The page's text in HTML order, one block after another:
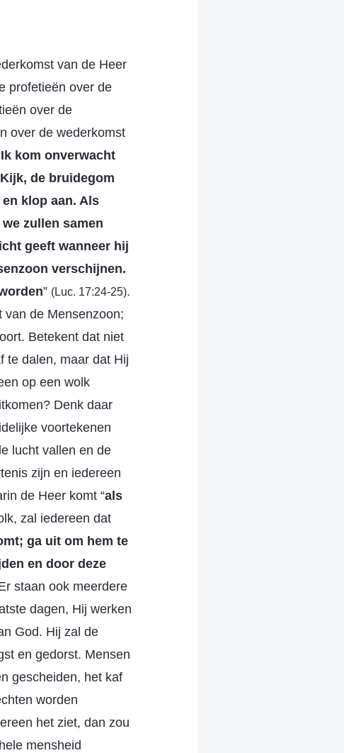
van de Heer
profetieën over de
over de
over de wederkomst
Ik kom onverwacht
de bruidegom
klop aan. Als
zullen samen
geeft wanneer hij
verschijnen.
” (Luc. 17:24-25).
van de Mensenzoon;
Betekent dat niet
te dalen, maar dat Hij
op een wolk
Denk daar
voortekenen
lucht vallen en de
zijn en iedereen
de Heer komt “als
zal iedereen dat
ga uit om hem te
en door deze
staan ook meerdere
dagen, Hij werken
God. Hij zal de
en gedorst. Mensen
gescheiden, het kaf
worden
het ziet, dan zou
mensheid